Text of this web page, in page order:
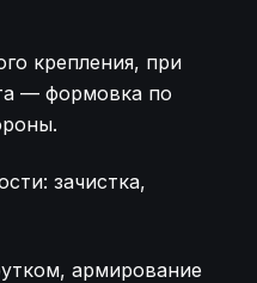
крепления, при
— формовка по
зачистка,
армирование